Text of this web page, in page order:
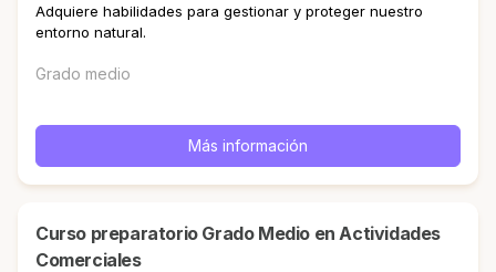
Adquiere habilidades para gestionar y proteger nuestro
entorno natural.
Grado medio
Más información
Curso preparatorio Grado Medio en Actividades
Comerciales